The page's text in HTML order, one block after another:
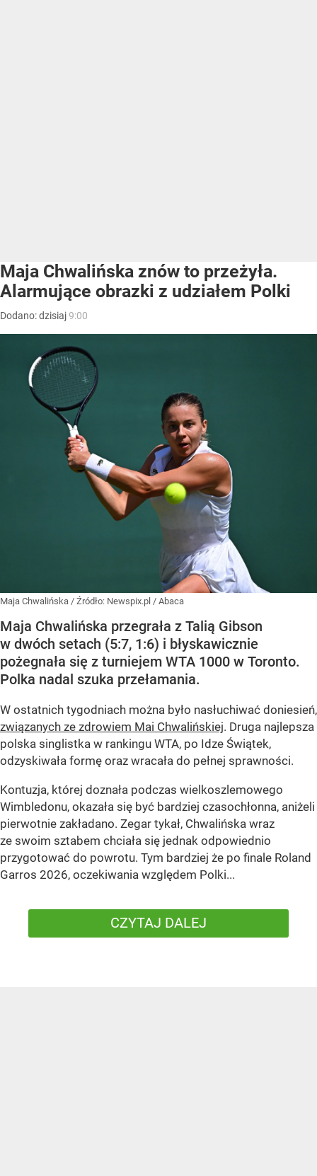
Maja Chwalińska znów to przeżyła.
Alarmujące obrazki z udziałem Polki
Dodano:dzisiaj9:00
Maja Chwalińska / Źródło: Newspix.pl / Abaca
Maja Chwalińska przegrała z Talią Gibson
w dwóch setach (5:7, 1:6) i błyskawicznie
pożegnała się z turniejem WTA 1000 w Toronto.
Polka nadal szuka przełamania.
W ostatnich tygodniach można było nasłuchiwać doniesień,
związanych ze zdrowiem Mai Chwalińskiej. Druga najlepsza
polska singlistka w rankingu WTA, po Idze Świątek,
odzyskiwała formę oraz wracała do pełnej sprawności.
Kontuzja, której doznała podczas wielkoszlemowego
Wimbledonu, okazała się być bardziej czasochłonna, aniżeli
pierwotnie zakładano. Zegar tykał, Chwalińska wraz
ze swoim sztabem chciała się jednak odpowiednio
przygotować do powrotu. Tym bardziej że po finale Roland
Garros 2026, oczekiwania względem Polki...
CZYTAJ DALEJ